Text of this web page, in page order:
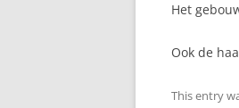
Het
Ook de
This entry